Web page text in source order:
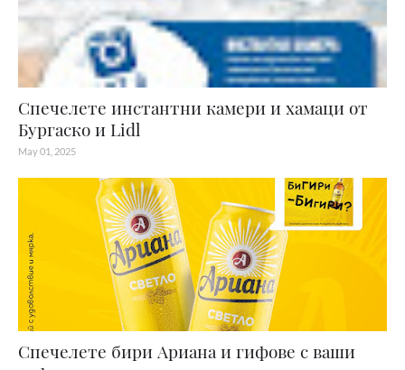
Спечелете инстантни камери и хамаци от
Бургаско и Lidl
May 01, 2025
Спечелете бири Ариана и гифове с ваши